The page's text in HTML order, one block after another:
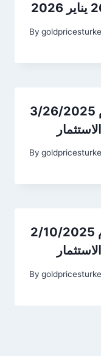
By
أسعار الذهب في ألمانيا اليوم 3/26/2025
By
أسعار الذهب في ألمانيا اليوم 2/10/2025
By